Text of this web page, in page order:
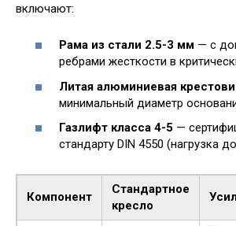
включают:
Рама из стали 2.5-3 мм — с
ребрами жесткости в
Литая алюминиевая
минимальный диаметр
Газлифт класса 4-5 —
стандарту DIN 4550 (нагрузка
Компонент
Стандартное
кресло